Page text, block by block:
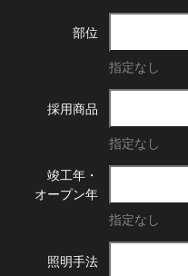
部位
指定なし
採用商品
指定なし
竣工年・
オープン年
指定なし
照明手法